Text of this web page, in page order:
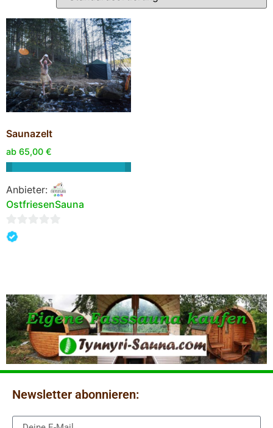
Saunazelt
ab 65,00 €
Anbieter:
OstfriesenSauna
0
Newsletter abonnieren: